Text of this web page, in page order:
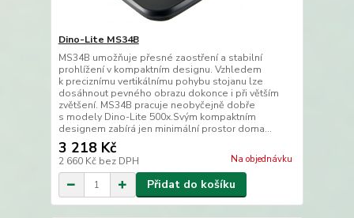
Dino-Lite MS34B
MS34B umožňuje přesné zaostření a stabilní
prohlížení v kompaktním designu. Vzhledem
k preciznímu vertikálnímu pohybu stojanu lze
dosáhnout pevného obrazu dokonce i při větším
zvětšení. MS34B pracuje neobyčejně dobře
s modely Dino-Lite 500x.Svým kompaktním
designem zabírá jen minimální prostor doma...
3 218 Kč
2 660 Kč bez DPH Na objednávku
Přidat do košíku